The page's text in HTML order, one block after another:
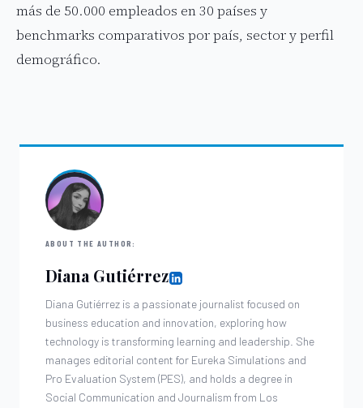
más de 50.000 empleados en 30 países y
benchmarks comparativos por país, sector y perfil
demográfico.
ABOUT THE AUTHOR:
Diana Gutiérrez
Diana Gutiérrez is a passionate journalist focused on
business education and innovation, exploring how
technology is transforming learning and leadership. She
manages editorial content for Eureka Simulations and
Pro Evaluation System (PES), and holds a degree in
Social Communication and Journalism from Los